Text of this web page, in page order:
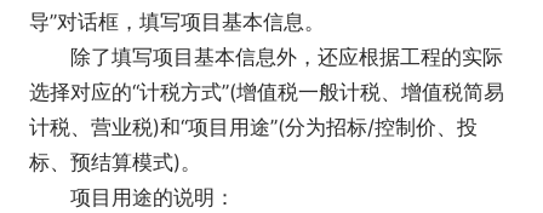
导”对话框，填写项目基本信息。
除了填写项目基本信息外，还应根据工程的实际
选择对应的“计税方式”(增值税一般计税、增值税简易
计税、营业税)和“项目用途”(分为招标/控制价、投
标、预结算模式)。
项目用途的说明：